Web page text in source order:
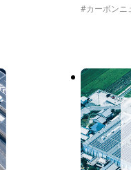
#カーボンニ